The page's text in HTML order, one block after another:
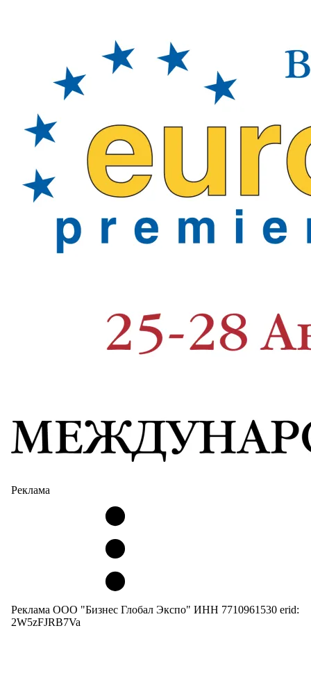
Реклама
Реклама ООО "Бизнес Глобал Экспо" ИНН 7710961530 erid:
2W5zFJRB7Va